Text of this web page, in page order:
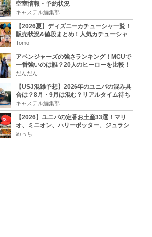
空室情報・予約状況
キャステル編集部
【2026夏】ディズニーカチューシャ一覧！
販売状況&値段まとめ！人気カチューシャ
をチェック
Tomo
アベンジャーズの強さランキング！MCUで
一番強いのは誰？20人のヒーローを比較！
だんだん
【USJ混雑予想】2026年のユニバの混み具
合は？8月・9月は混む？リアルタイム待ち
時間アプリも
キャステル編集部
【2026】ユニバの定番お土産33選！マリ
オ、ミニオン、ハリーポッター、ジュラシ
ックパーク、セサミ、SINGなどのグッズ情
報
めっち